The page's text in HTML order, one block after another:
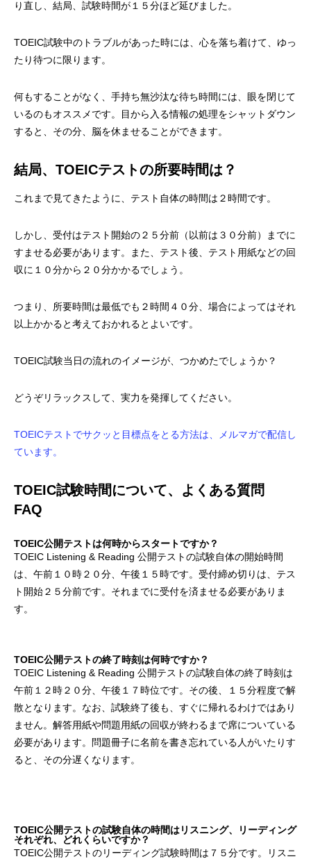
り直し、結局、試験時間が１５分ほど延びました。
TOEIC試験中のトラブルがあった時には、心を落ち着けて、ゆっ
たり待つに限ります。
何もすることがなく、手持ち無沙汰な待ち時間には、眼を閉じて
いるのもオススメです。目から入る情報の処理をシャットダウン
すると、その分、脳を休ませることができます。
結局、TOEICテストの所要時間は？
これまで見てきたように、テスト自体の時間は２時間です。
しかし、受付はテスト開始の２５分前（以前は３０分前）までに
すませる必要があります。また、テスト後、テスト用紙などの回
収に１０分から２０分かかるでしょう。
つまり、所要時間は最低でも２時間４０分、場合によってはそれ
以上かかると考えておかれるとよいです。
TOEIC試験当日の流れのイメージが、つかめたでしょうか？
どうぞリラックスして、実力を発揮してください。
TOEICテストでサクッと目標点をとる方法は、メルマガで配信し
ています。
TOEIC試験時間について、よくある質問
FAQ
TOEIC公開テストは何時からスタートですか？
TOEIC Listening & Reading 公開テストの試験自体の開始時間
は、午前１０時２０分、午後１５時です。受付締め切りは、テス
ト開始２５分前です。それまでに受付を済ませる必要がありま
す。
TOEIC公開テストの終了時刻は何時ですか？
TOEIC Listening & Reading 公開テストの試験自体の終了時刻は
午前１２時２０分、午後１７時位です。その後、１５分程度で解
散となります。なお、試験終了後も、すぐに帰れるわけではあり
ません。解答用紙や問題用紙の回収が終わるまで席についている
必要があります。問題冊子に名前を書き忘れている人がいたりす
ると、その分遅くなります。
TOEIC公開テストの試験自体の時間はリスニング、リーディング
それぞれ、どれくらいですか？
TOEIC公開テストのリーディング試験時間は７５分です。リスニ